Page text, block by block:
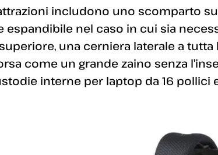
includono uno scomparto
espandibile nel caso in cui sia
una cerniera laterale a
come un grande zaino senza
interne per laptop da 16 pollici